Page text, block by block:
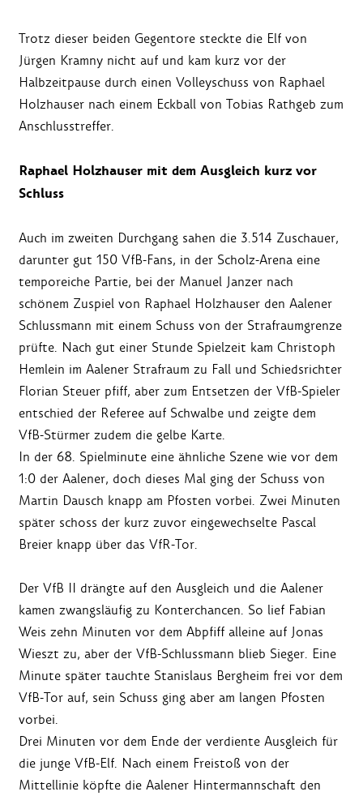
Trotz dieser beiden Gegentore steckte die Elf von
Jürgen Kramny nicht auf und kam kurz vor der
Halbzeitpause durch einen Volleyschuss von Raphael
Holzhauser nach einem Eckball von Tobias Rathgeb zum
Anschlusstreffer.
Raphael Holzhauser mit dem Ausgleich kurz vor
Schluss
Auch im zweiten Durchgang sahen die 3.514 Zuschauer,
darunter gut 150 VfB-Fans, in der Scholz-Arena eine
temporeiche Partie, bei der Manuel Janzer nach
schönem Zuspiel von Raphael Holzhauser den Aalener
Schlussmann mit einem Schuss von der Strafraumgrenze
prüfte. Nach gut einer Stunde Spielzeit kam Christoph
Hemlein im Aalener Strafraum zu Fall und Schiedsrichter
Florian Steuer pfiff, aber zum Entsetzen der VfB-Spieler
entschied der Referee auf Schwalbe und zeigte dem
VfB-Stürmer zudem die gelbe Karte.
In der 68. Spielminute eine ähnliche Szene wie vor dem
1:0 der Aalener, doch dieses Mal ging der Schuss von
Martin Dausch knapp am Pfosten vorbei. Zwei Minuten
später schoss der kurz zuvor eingewechselte Pascal
Breier knapp über das VfR-Tor.
Der VfB II drängte auf den Ausgleich und die Aalener
kamen zwangsläufig zu Konterchancen. So lief Fabian
Weis zehn Minuten vor dem Abpfiff alleine auf Jonas
Wieszt zu, aber der VfB-Schlussmann blieb Sieger. Eine
Minute später tauchte Stanislaus Bergheim frei vor dem
VfB-Tor auf, sein Schuss ging aber am langen Pfosten
vorbei.
Drei Minuten vor dem Ende der verdiente Ausgleich für
die junge VfB-Elf. Nach einem Freistoß von der
Mittellinie köpfte die Aalener Hintermannschaft den